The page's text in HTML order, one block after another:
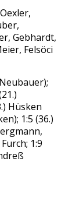
Gebhardt,
Felsöci
Hüsken
1:5 (36.)
1:9